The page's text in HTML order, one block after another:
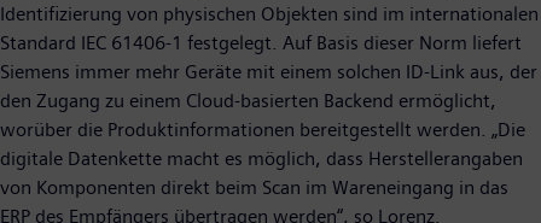
Identifizierung von physischen Objekten sind im internationalen
Standard IEC 61406-1 festgelegt. Auf Basis dieser Norm liefert
Siemens immer mehr Geräte mit einem solchen ID-Link aus, der
den Zugang zu einem Cloud-basierten Backend ermöglicht,
worüber die Produktinformationen bereitgestellt werden. „Die
digitale Datenkette macht es möglich, dass Herstellerangaben
von Komponenten direkt beim Scan im Wareneingang in das
ERP des Empfängers übertragen werden“, so Lorenz.